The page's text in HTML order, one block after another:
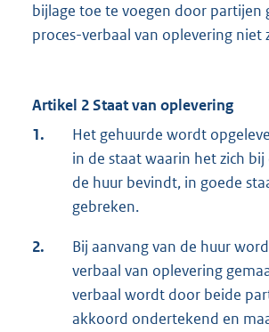
bijlage toe te voegen door partijen
proces-verbaal van oplevering niet
Artikel 2 Staat van oplevering
1.
Het gehuurde wordt
in de staat waarin het zich bij
de huur bevindt, in goede
gebreken.
2.
Bij aanvang van de huur
verbaal van oplevering
verbaal wordt door beide
akkoord ondertekend en